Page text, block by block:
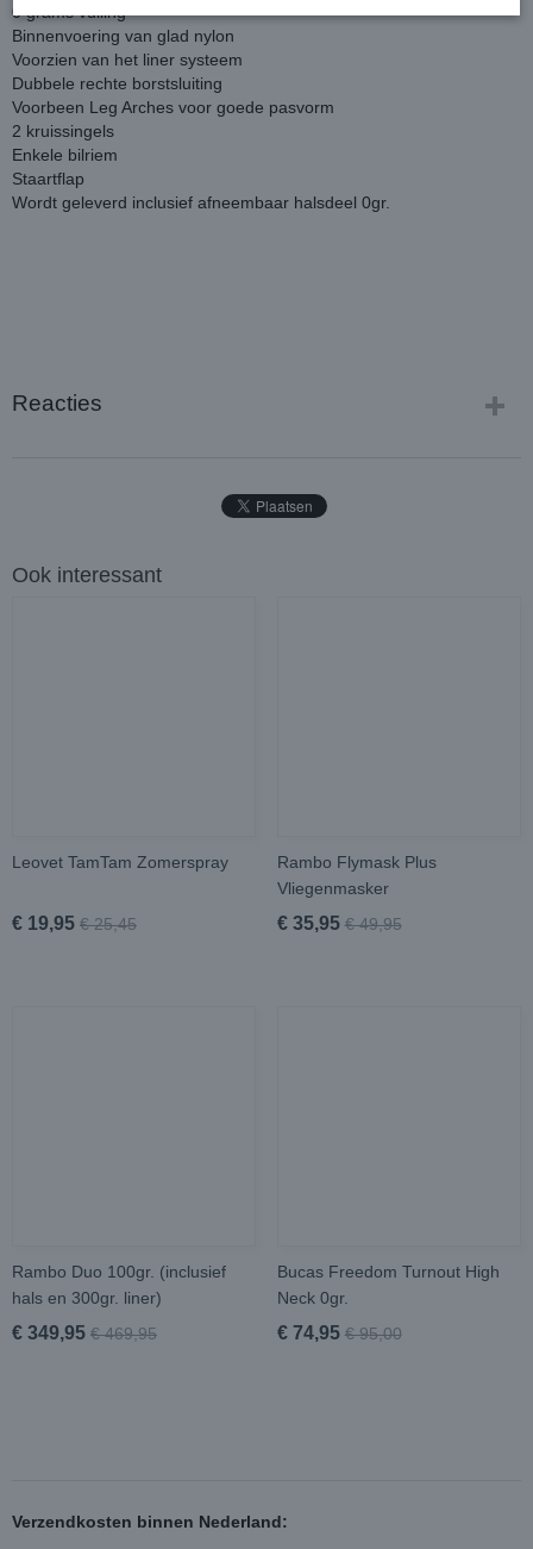
0 grams vulling
Binnenvoering van glad nylon
Voorzien van het liner systeem
Dubbele rechte borstsluiting
Voorbeen Leg Arches voor goede pasvorm
2 kruissingels
Enkele bilriem
Staartflap
Wordt geleverd inclusief afneembaar halsdeel 0gr.
Reacties
Ook interessant
Leovet TamTam Zomerspray
€ 19,95 € 25,45
Rambo Flymask Plus
Vliegenmasker
€ 35,95 € 49,95
Rambo Duo 100gr. (inclusief
hals en 300gr. liner)
€ 349,95 € 469,95
Bucas Freedom Turnout High
Neck 0gr.
€ 74,95 € 95,00
Verzendkosten binnen Nederland: